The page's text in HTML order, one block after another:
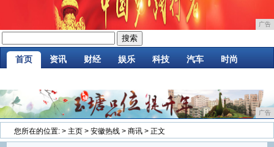
广告
首页 资讯 财经 娱乐 科技 汽车 时尚
广告
您所在的位置: > 主页 > 安徽热线 > 商讯 > 正文